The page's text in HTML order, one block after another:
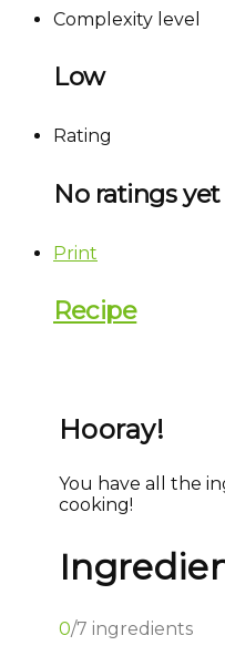
Complexity level
Low
Rating
No ratings yet
Print
Recipe
Hooray!
You have all the
cooking!
0/7 ingredients